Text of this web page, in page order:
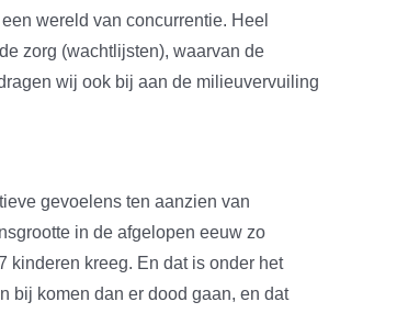
wereld van concurrentie. Heel
zorg (wachtlijsten), waarvan de
wij ook bij aan de milieuvervuiling
gevoelens ten aanzien van
in de afgelopen eeuw zo
kinderen kreeg. En dat is onder het
bij komen dan er dood gaan, en dat